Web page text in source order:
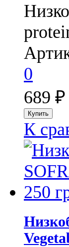
0
689 ₽
К